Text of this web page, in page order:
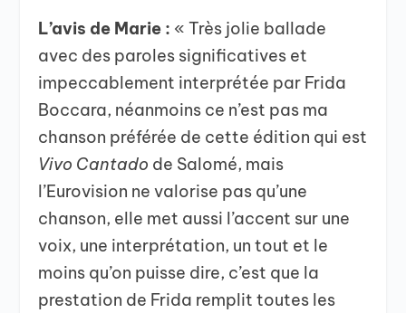
L’avis de Marie : « Très jolie ballade
avec des paroles significatives et
impeccablement interprétée par Frida
Boccara, néanmoins ce n’est pas ma
chanson préférée de cette édition qui est
Vivo Cantado de Salomé, mais
l’Eurovision ne valorise pas qu’une
chanson, elle met aussi l’accent sur une
voix, une interprétation, un tout et le
moins qu’on puisse dire, c’est que la
prestation de Frida remplit toutes les